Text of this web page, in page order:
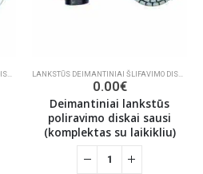
LANKSTŪS DEIMANTINIAI ŠLIFAVIMO DISKAI ŠLIFAVIMO/POLIRAVIMO INSTRUMENTAI LANKSTŪS DEIMANTINIAI ŠLIFAVIMO DISKAI
0.00€
Deimantiniai lankstūs
poliravimo diskai sausi
(komplektas su laikikliu)